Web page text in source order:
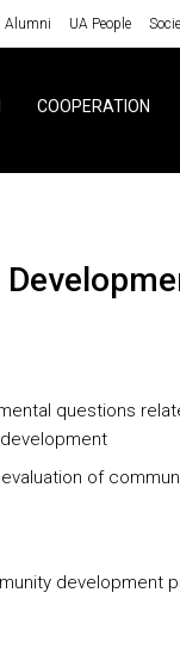
Alumni UA People
COOPERATION
questions
of
development